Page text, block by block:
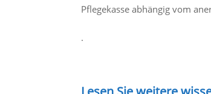
Pflegekasse abhängig vom
.